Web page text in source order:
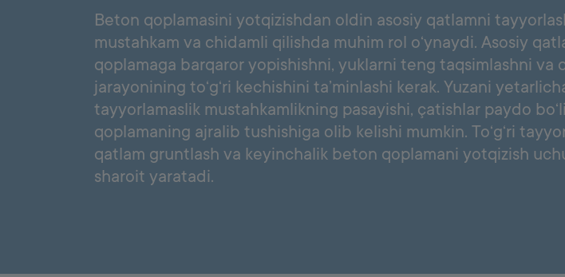
Quruq beton qorishmalari
Tosh ve g'isht ishlaridagi qorishma
Mustahkamlovchi beton bo'glama
Statik betonni ta'mirlash
Suv izolyatsiyasi
Qayta tiklovchi qoplamalar
Bazalt izolatsiyada ishlatiluvchi
Fasad izolatsiya mineral
Fasad mineral qoplama
Gruntovka
Son'ggi dekorativ qoplamalar
Fasad bo'yoqlari
5000
COVERING SYSTEM
Beton qoplamasini yotqizishdan oldin asosiy qatlamni
mustahkam va chidamli qilishda muhim rol o‘ynaydi. Asosiy
qoplamaga barqaror yopishishni, yuklarni teng taqsimlashni va
jarayonining to‘g‘ri kechishini ta’minlashi kerak. Yuzani
tayyorlamaslik mustahkamlikning pasayishi, çatishlar paydo
qoplamaning ajralib tushishiga olib kelishi mumkin. To‘g‘ri
qatlam gruntlash va keyinchalik beton qoplamani yotqizish
sharoit yaratadi.